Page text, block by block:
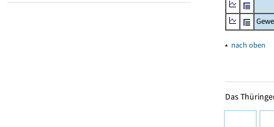
▴ nach oben
Das